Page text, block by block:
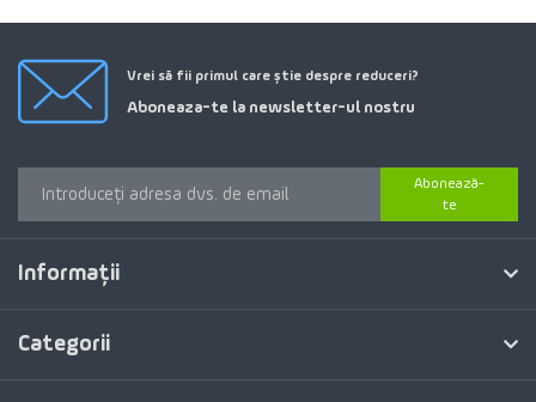
Vrei să fii primul care știe despre reduceri?
Aboneaza-te la newsletter-ul nostru
Abonează-
te
Informaţii
Categorii